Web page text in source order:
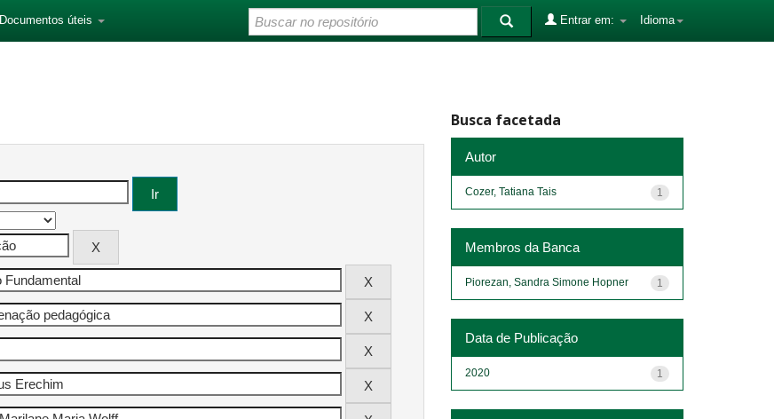
Documentos úteis Idioma
Entrar em:
Busca facetada
Autor
1
Cozer, Tatiana Tais
Membros da Banca
1
Piorezan, Sandra Simone Hopner
Data de Publicação
1
2020